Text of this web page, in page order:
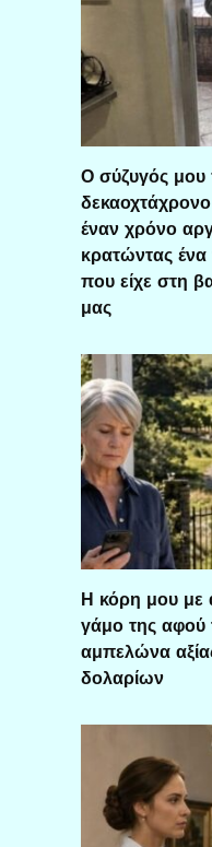
Ο σύζυγός μου
έναν χρόνο
κρατώντας ένα
που είχε στη
μας
Η κόρη μου με
γάμο της αφού
αμπελώνα
δολαρίων